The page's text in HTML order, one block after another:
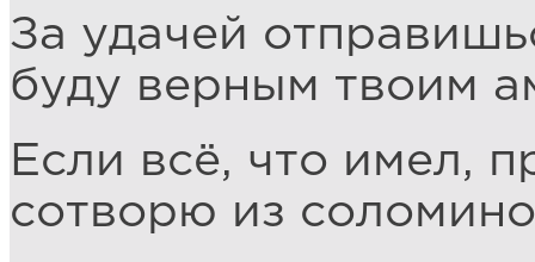
За удачей
буду верным твоим
Если всё, что имел,
сотворю из